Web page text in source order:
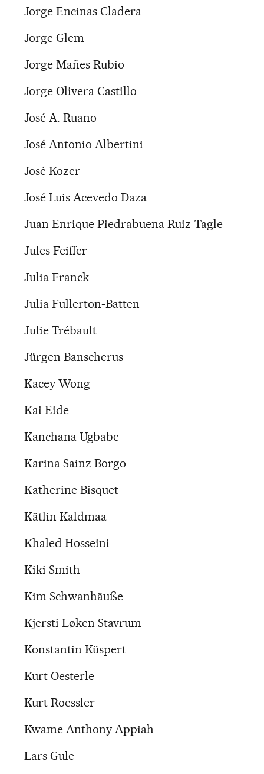
Jorge Encinas Cladera
Jorge Glem
Jorge Mañes Rubio
Jorge Olivera Castillo
José A. Ruano
José Antonio Albertini
José Kozer
José Luis Acevedo Daza
Juan Enrique Piedrabuena Ruiz-Tagle
Jules Feiffer
Julia Franck
Julia Fullerton-Batten
Julie Trébault
Jürgen Banscherus
Kacey Wong
Kai Eide
Kanchana Ugbabe
Karina Sainz Borgo
Katherine Bisquet
Kätlin Kaldmaa
Khaled Hosseini
Kiki Smith
Kim Schwanhäuße
Kjersti Løken Stavrum
Konstantin Küspert
Kurt Oesterle
Kurt Roessler
Kwame Anthony Appiah
Lars Gule